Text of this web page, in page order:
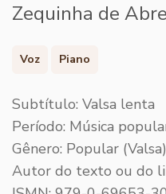
Zequinha de
Voz Piano
Subtítulo: Valsa lenta
Período: Música
Gênero: Popular (Valsa)
Autor do texto ou do